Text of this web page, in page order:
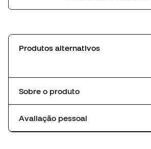
Produtos alternativos
Sobre o produto
Avaliação pessoal